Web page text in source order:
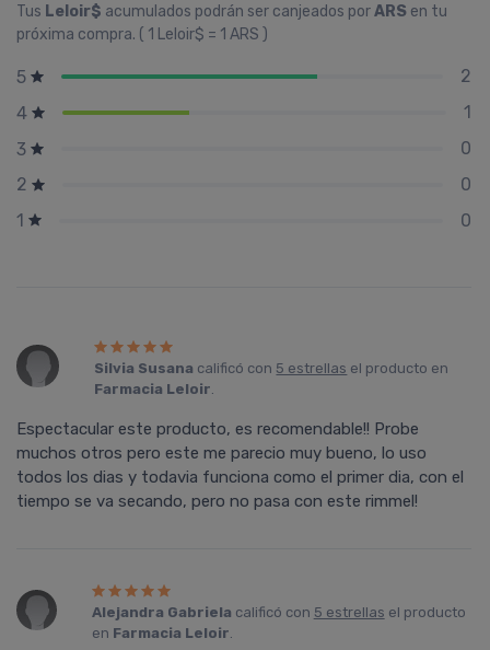
Tus Leloir$ acumulados podrán ser canjeados porARS en tu
próxima compra. ( 1 Leloir$ = 1 ARS )
5
2
4
1
3
0
2
0
1
0
Silvia Susana calificó con 5 estrellas el producto en
Farmacia Leloir.
Espectacular este producto, es recomendable!! Probe
muchos otros pero este me parecio muy bueno, lo uso
todos los dias y todavia funciona como el primer dia, con el
tiempo se va secando, pero no pasa con este rimmel!
Alejandra Gabriela calificó con 5 estrellas el producto
en Farmacia Leloir.